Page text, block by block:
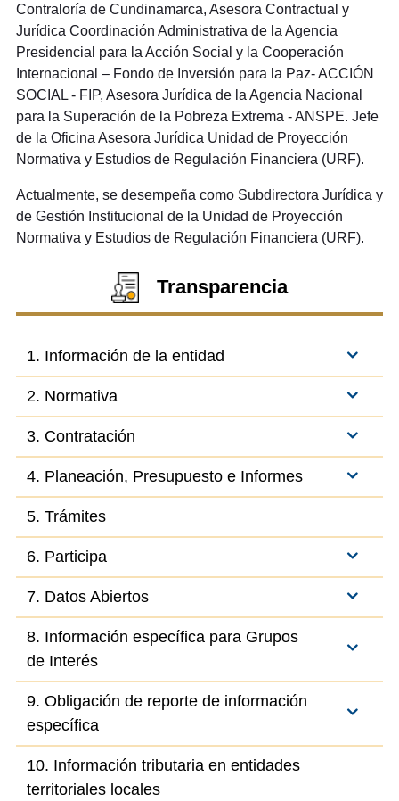
Contraloría de Cundinamarca, Asesora Contractual y
Jurídica Coordinación Administrativa de la Agencia
Presidencial para la Acción Social y la Cooperación
Internacional – Fondo de Inversión para la Paz- ACCIÓN
SOCIAL - FIP, Asesora Jurídica de la Agencia Nacional
para la Superación de la Pobreza Extrema - ANSPE. Jefe
de la Oficina Asesora Jurídica Unidad de Proyección
Normativa y Estudios de Regulación Financiera (URF).
Actualmente, se desempeña como Subdirectora Jurídica y
de Gestión Institucional de la Unidad de Proyección
Normativa y Estudios de Regulación Financiera (URF).
Transparencia
1. Información de la entidad
2. Normativa
3. Contratación
4. Planeación, Presupuesto e Informes
5. Trámites
6. Participa
7. Datos Abiertos
8. Información específica para Grupos
de Interés
9. Obligación de reporte de información
específica
10. Información tributaria en entidades
territoriales locales